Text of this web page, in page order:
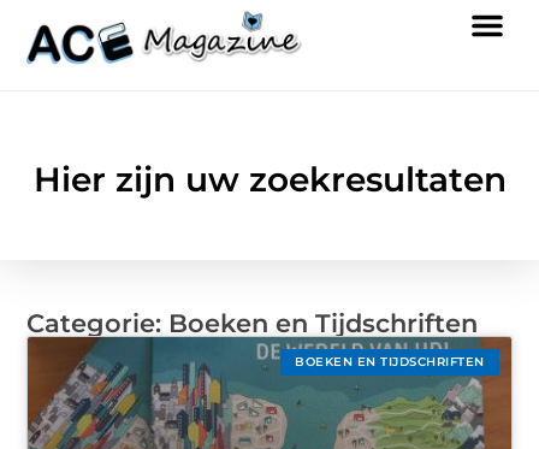
Hier zijn uw zoekresultaten
Categorie: Boeken en Tijdschriften
BOEKEN EN TIJDSCHRIFTEN